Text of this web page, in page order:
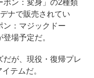
ポン：変身」の2種類
ナで販売されてい
ン：マジックドー
場予定だ。
が、現役・復帰プレ
テムだ。